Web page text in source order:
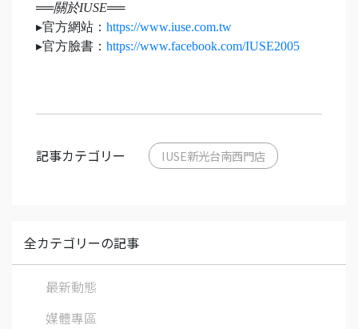
══關於IUSE══
▸官方網站： https://www.iuse.com.tw
▸官方臉書： https://www.facebook.com/IUSE2005
記事カテゴリー IUSE新光台南西門店
全カテゴリーの記事
最新動態
媒體專區